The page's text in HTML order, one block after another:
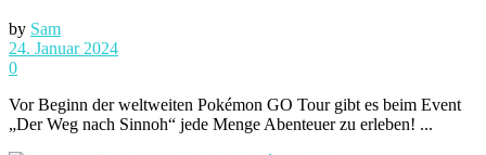
by Sam
24. Januar 2024
0
Vor Beginn der weltweiten Pokémon GO Tour gibt es beim Event
„Der Weg nach Sinnoh“ jede Menge Abenteuer zu erleben! ...